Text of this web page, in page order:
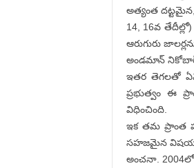
అత్యంత
14, 16వ
ఆరుగురు
అండమాన్ నికోబార్
ఇతర తెగలతో
ప్రభుత్వం ఈ
విధించింది.
ఇక తమ ప్రాంత
సహజమైన విషయం.
అంచనా.